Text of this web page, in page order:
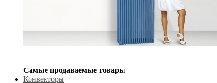
Самые продаваемые товары
Конвекторы